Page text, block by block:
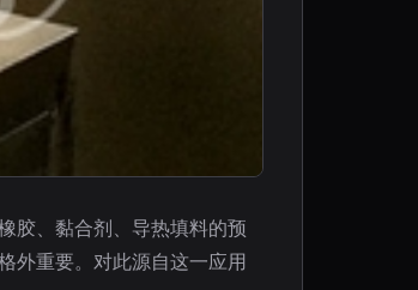
胶、黏合剂、导热填料的预
外重要。对此源自这一应用